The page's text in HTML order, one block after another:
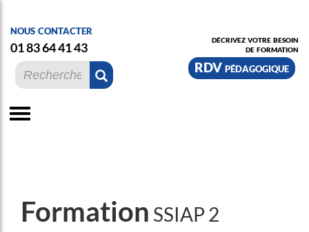
nous contacter
01 83 64 41 43
décrivez votre besoin
de formation
RDV pédagogique
Formation SSIAP 2